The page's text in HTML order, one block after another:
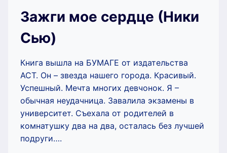
Зажги мое сердце (Ники
Сью)
Книга вышла на БУМАГЕ от издательства
АСТ. Он – звезда нашего города. Красивый.
Успешный. Мечта многих девчонок. Я –
обычная неудачница. Завалила экзамены в
университет. Съехала от родителей в
комнатушку два на два, осталась без лучшей
подруги….